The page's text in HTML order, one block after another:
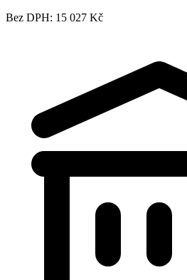
Bez DPH: 15 027 Kč